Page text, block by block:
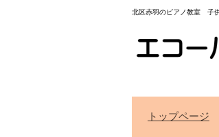
北区赤羽のピアノ教室 子
トップページ